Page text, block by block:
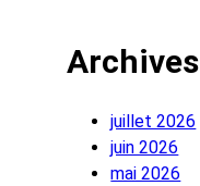
Archives
juillet 2026
juin 2026
mai 2026